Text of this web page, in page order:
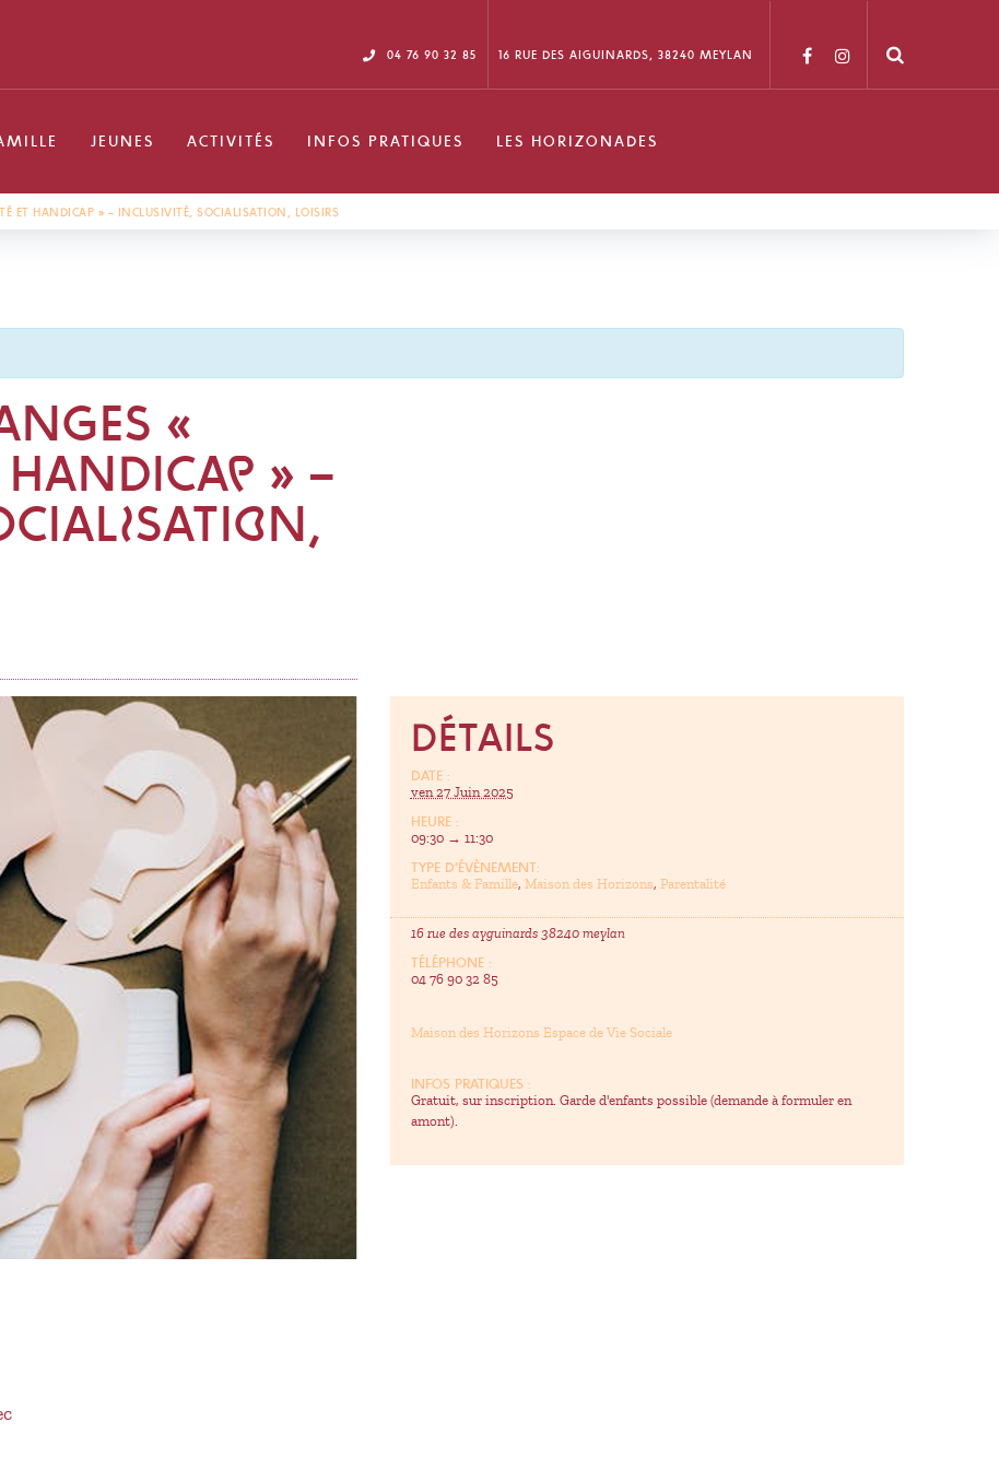
04 76 90 32 85 16 RUE DES AIGUINARDS, 38240 MEYLAN
JEUNES ACTIVITÉS INFOS PRATIQUES LES HORIZONADES
ET HANDICAP » – INCLUSIVITÉ, SOCIALISATION, LOISIRS
«
HANDICAP » –
DÉTAILS
DATE :
ven 27 Juin 2025
HEURE :
09:30 → 11:30
TYPE D’ÉVÈNEMENT:
Enfants & Famille, Maison des Horizons, Parentalité
16 rue des ayguinards 38240 meylan
TÉLÉPHONE :
04 76 90 32 85
Maison des Horizons Espace de Vie Sociale
INFOS PRATIQUES :
Gratuit, sur inscription. Garde d'enfants possible (demande à formuler en
amont).